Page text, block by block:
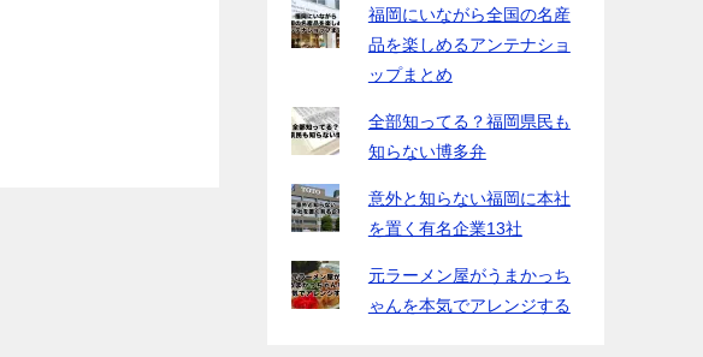
福岡にいながら全国の名産
品を楽しめるアンテナショ
ップまとめ
全部知ってる？福岡県民も
知らない博多弁
意外と知らない福岡に本社
を置く有名企業13社
元ラーメン屋がうまかっち
ゃんを本気でアレンジする